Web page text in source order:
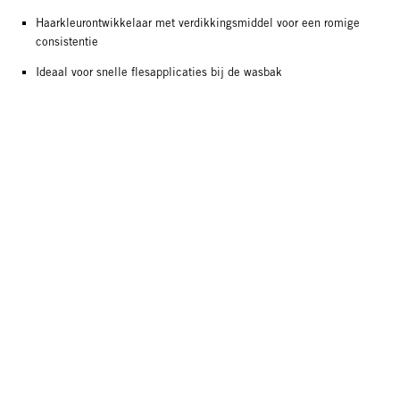
Haarkleurontwikkelaar met verdikkingsmiddel voor een romige
consistentie
Ideaal voor snelle flesapplicaties bij de wasbak